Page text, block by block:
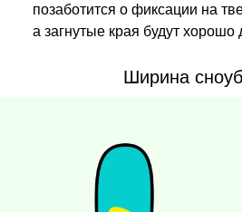
позаботится о фиксации на
а загнутые края будут хорошо
Ширина